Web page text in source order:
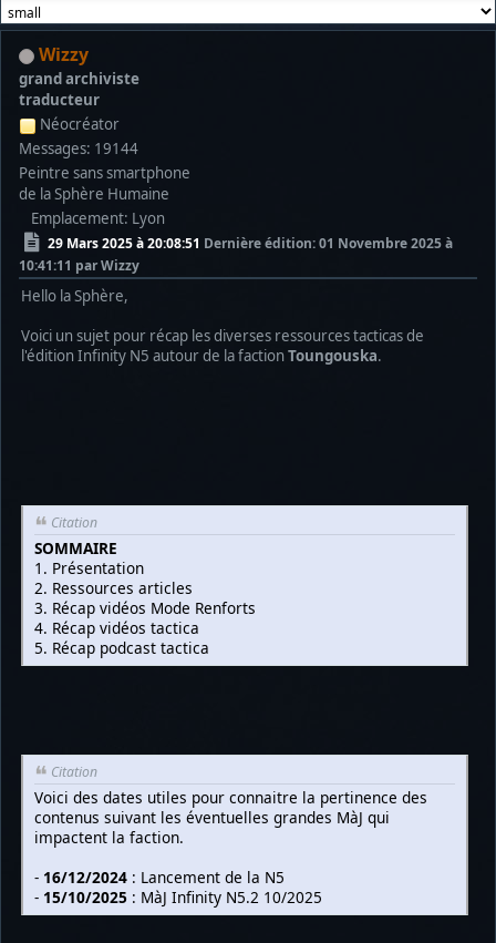
Wizzy
grand archiviste
traducteur
Néocréator
Messages: 19144
Peintre sans smartphone
de la Sphère Humaine
Emplacement: Lyon
29 Mars 2025 à 20:08:51 Dernière édition: 01 Novembre 2025 à
10:41:11 par Wizzy
Hello la Sphère,
Voici un sujet pour récap les diverses ressources tacticas de
l'édition Infinity N5 autour de la faction Toungouska.
Citation
SOMMAIRE
1. Présentation
2. Ressources articles
3. Récap vidéos Mode Renforts
4. Récap vidéos tactica
5. Récap podcast tactica
Citation
Voici des dates utiles pour connaitre la pertinence des
contenus suivant les éventuelles grandes MàJ qui
impactent la faction.
- 16/12/2024 : Lancement de la N5
- 15/10/2025 : MàJ Infinity N5.2 10/2025